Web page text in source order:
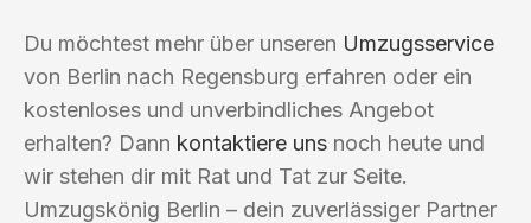
Du möchtest mehr über unseren Umzugsservice
von Berlin nach Regensburg erfahren oder ein
kostenloses und unverbindliches Angebot
erhalten? Dann kontaktiere uns noch heute und
wir stehen dir mit Rat und Tat zur Seite.
Umzugskönig Berlin – dein zuverlässiger Partner